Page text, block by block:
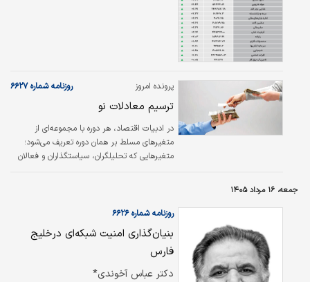
پرونده امروز روزنامه شماره ۶۶۲۷
ترسیم معادلات نو
در ادبیات اقتصاد، هر دوره با مجموعه‌ای از
متغیرهای مسلط بر همان دوره تعریف می‌شود؛
متغیرهایی که تحلیلگران، سیاستگذاران و فعالان
جابه‌جایی چند روند نیست، بلکه نشانه‌های یک
دگرگونی عمیق‌تر را آشکار می‌کند؛ دگرگونی‌ که در
آن، مرکز ثقل تحلیل اقتصادی در حال انتقال
است.
جمعه، ۱۶ مرداد ۱۴۰۵
روزنامه شماره ۶۶۲۶
بنیان‌گذاری امنیت شبکه‌ای درخلیج
فارس
دکتر عباس آخوندی*